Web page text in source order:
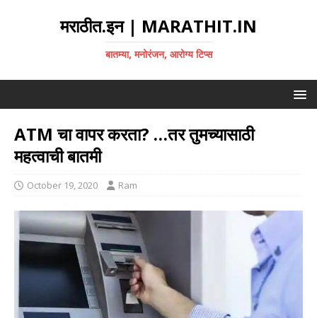
मराठीत.इन | MARATHIT.IN
बातम्या, मनोरंजन, आरोग्य टिप्स
ATM चा वापर करता? …तर तुमच्यासाठी
महत्वाची बातमी
October 19, 2020 Ram